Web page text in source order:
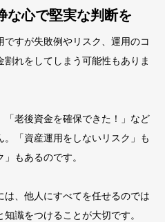
な心で堅実な判断を
すが失敗例やリスク、運用のコ
れをしてしまう可能性もありま
「老後資金を確保できた！」など
「資産運用をしないリスク」も
もあるのです。
、他人にすべてを任せるのでは
識をつけることが大切です。